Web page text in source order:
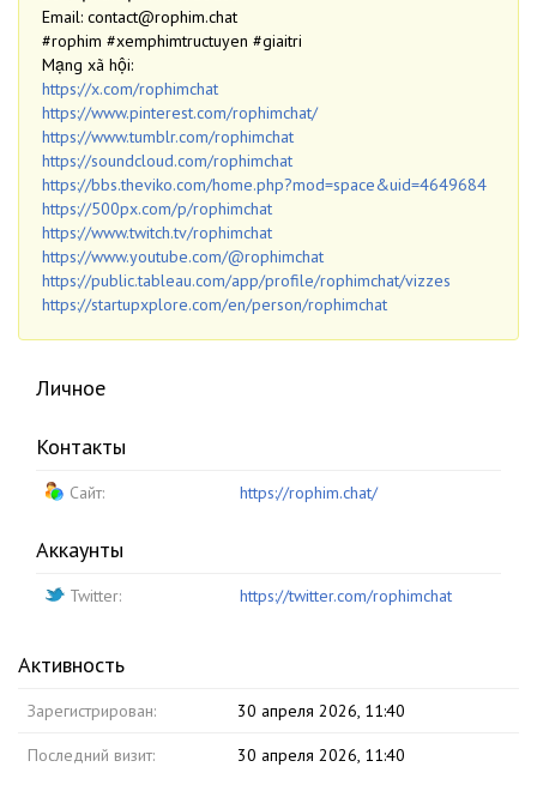
Email: contact@rophim.chat
#rophim #xemphimtructuyen #giaitri
Mạng xã hội:
https://x.com/rophimchat
https://www.pinterest.com/rophimchat/
https://www.tumblr.com/rophimchat
https://soundcloud.com/rophimchat
https://bbs.theviko.com/home.php?mod=space&uid=4649684
https://500px.com/p/rophimchat
https://www.twitch.tv/rophimchat
https://www.youtube.com/@rophimchat
https://public.tableau.com/app/profile/rophimchat/vizzes
https://startupxplore.com/en/person/rophimchat
Личное
Контакты
Сайт: https://rophim.chat/
Аккаунты
Twitter: https://twitter.com/rophimchat
Активность
Зарегистрирован: 30 апреля 2026, 11:40
Последний визит: 30 апреля 2026, 11:40